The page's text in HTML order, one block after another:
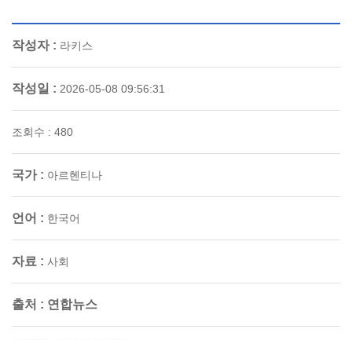
작성자 : 라키스
작성일 : 2026-05-08 09:56:31
조회수 : 480
국가 : 아르헨티나
언어 : 한국어
자료 : 사회
출처 : 연합뉴스